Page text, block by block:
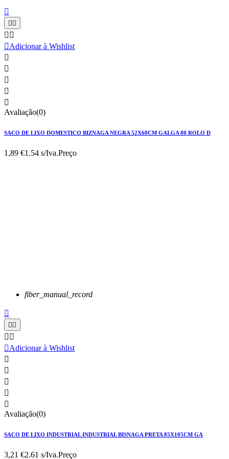

 
 
Adicionar à Wishlist





Avaliação(0)
SACO DE LIXO DOMESTICO BIZNAGA NEGRA 52X60CM GALGA 80 ROLO D
1,89 €1.54 s/Iva.Preço
fiber_manual_record

 
 
Adicionar à Wishlist





Avaliação(0)
SACO DE LIXO INDUSTRIAL INDUSTRIAL BISNAGA PRETA 85X105CM GA
3,21 €2.61 s/Iva.Preço